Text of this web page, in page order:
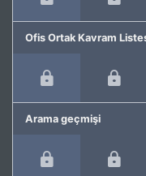
Ofis Ortak Kavram
Arama geçmişi